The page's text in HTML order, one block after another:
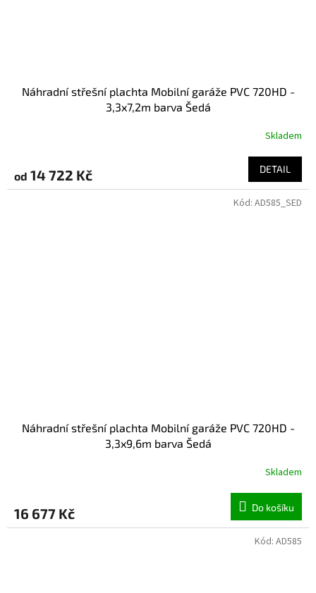
Náhradní střešní plachta Mobilní garáže PVC 720HD -
3,3x7,2m barva Šedá
Skladem
od 14 722 Kč DETAIL
Náhradní střešní plachta Mobilní garáže PVC 720HD -
3,3x9,6m barva Šedá
Skladem
16 677 Kč Do košíku
Kód: AD585_SED
Kód: AD585